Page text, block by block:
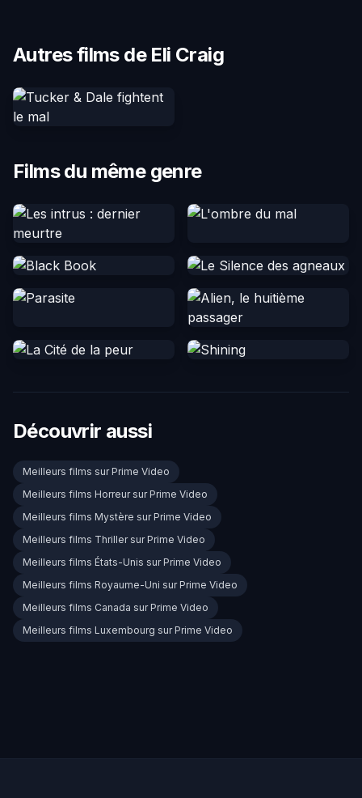
Autres films de Eli Craig
Films du même genre
Découvrir aussi
Meilleurs films sur Prime Video
Meilleurs films Horreur sur Prime Video
Meilleurs films Mystère sur Prime Video
Meilleurs films Thriller sur Prime Video
Meilleurs films États-Unis sur Prime Video
Meilleurs films Royaume-Uni sur Prime Video
Meilleurs films Canada sur Prime Video
Meilleurs films Luxembourg sur Prime Video